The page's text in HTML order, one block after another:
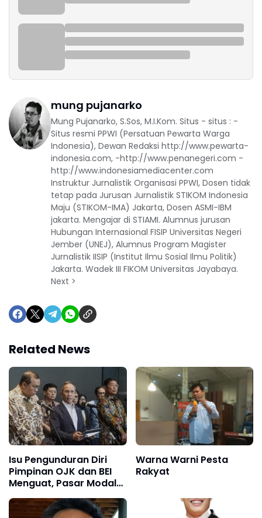
mung pujanarko
Mung Pujanarko, S.Sos, M.I.Kom. Situs - situs : -
Situs resmi PPWI (Persatuan Pewarta Warga
Indonesia), Dewan Redaksi http://www.pewarta-
indonesia.com, -http://www.penanegeri.com -
http://www.indonesiamediacenter.com
Instruktur Jurnalistik Organisasi PPWI, Dosen tidak
tetap pada Jurusan Jurnalistik STIKOM Indonesia
Maju (STIKOM-IMA) Jakarta, Dosen ASMI-IBM
jakarta. Mengajar di STIAMI. Alumnus jurusan
Hubungan Internasional FISIP Universitas Negeri
Jember (UNEJ), Alumnus Program Magister
Jurnalistik IISIP (Institut Ilmu Sosial Ilmu Politik)
Jakarta. Wadek III FIKOM Universitas Jayabaya.
Next >
Related News
Isu Pengunduran Diri
Pimpinan OJK dan BEI
Menguat, Pasar Modal
Masuk Fase Kritis
Reformasi
Warna Warni Pesta
Rakyat